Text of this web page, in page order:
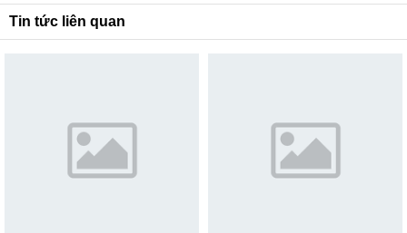
Tin tức liên quan